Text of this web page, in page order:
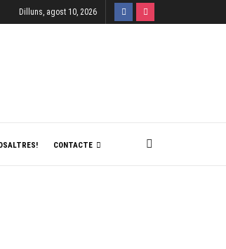
Dilluns, agost 10, 2026
CONTACTE